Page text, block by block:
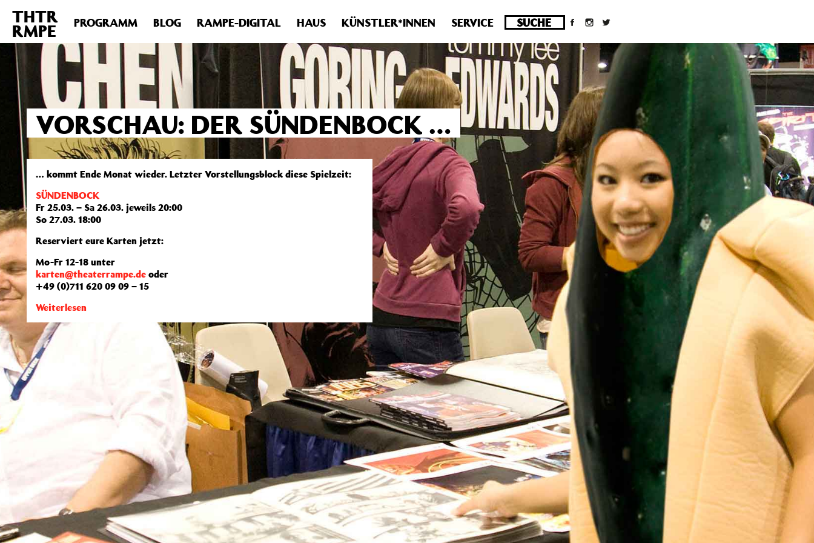
Deprecated : Die Funktion post_permalink ist seit Version 4.4.0 veraltet! Verwende stattdessen get_permalink(). in /homepages/10/d43051023/htdocs/wordpress/wp-
includes/functions.phpon line6031
THTR
RMPE PROGRAMM BLOG RAMPE-DIGITAL HAUS KÜNSTLER*INNEN SERVICE
VORSCHAU: DER SÜNDENBOCK …
… kommt Ende Monat wieder. Letzter Vorstellungsblock diese Spielzeit:
SÜNDENBOCK
Fr 25.03. – Sa 26.03. jeweils 20:00
So 27.03. 18:00
Reserviert eure Karten jetzt:
Mo-Fr 12-18 unter
karten@theaterrampe.de oder
+49 (0)711 620 09 09 – 15
Weiterlesen